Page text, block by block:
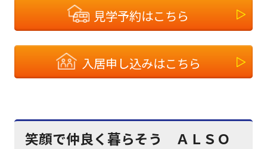
見学予約はこちら
入居申し込みはこちら
笑顔で仲良く暮らそう ＡＬＳＯ